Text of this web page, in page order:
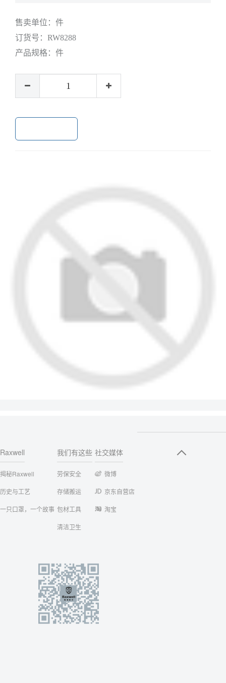
售卖单位： 件
订货号： RW8288
产品规格： 件
Raxwell
揭秘Raxwell
历史与工艺
一只口罩，一个故事
我们有这些
劳保安全
存储搬运
包材工具
清洁卫生
社交媒体
微博
京东自营店
淘宝